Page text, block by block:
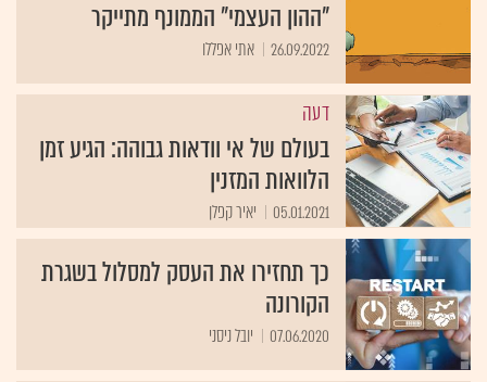
"ההון העצמי" הממונף מתייקר
26.09.2022 אתי אפללו
דעה
בעולם של אי וודאות גבוהה: הגיע זמן
הלוואות המזנין
05.01.2021 יאיר קפלן
כך תחזירו את העסק למסלול בשגרת
הקורונה
07.06.2020 יובל ניסני